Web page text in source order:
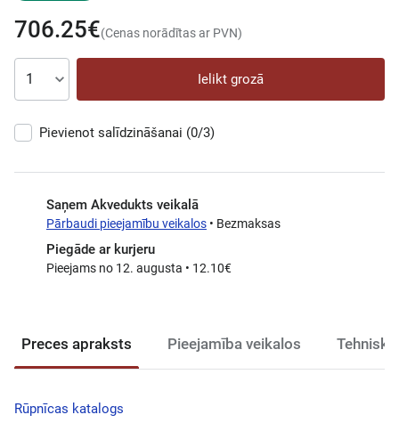
Preces apraksts Pieejamība veikalos
Rūpnīcas katalogs
706.25€(Cenas norādītas ar PVN)
Ielikt grozā
Pievienot salīdzināšanai (0/3)
Saņem Akvedukts veikalā
Pārbaudi pieejamību veikalos • Bezmaksas
Piegāde ar kurjeru
Pieejams no 12. augusta • 12.10€